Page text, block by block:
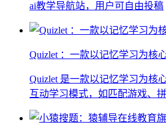
ai教学导航站，用户可自由投稿
Quizlet ：一款以记忆学习为核
Quizlet 是一款以记忆学习为核
互动学习模式，如匹配游戏、